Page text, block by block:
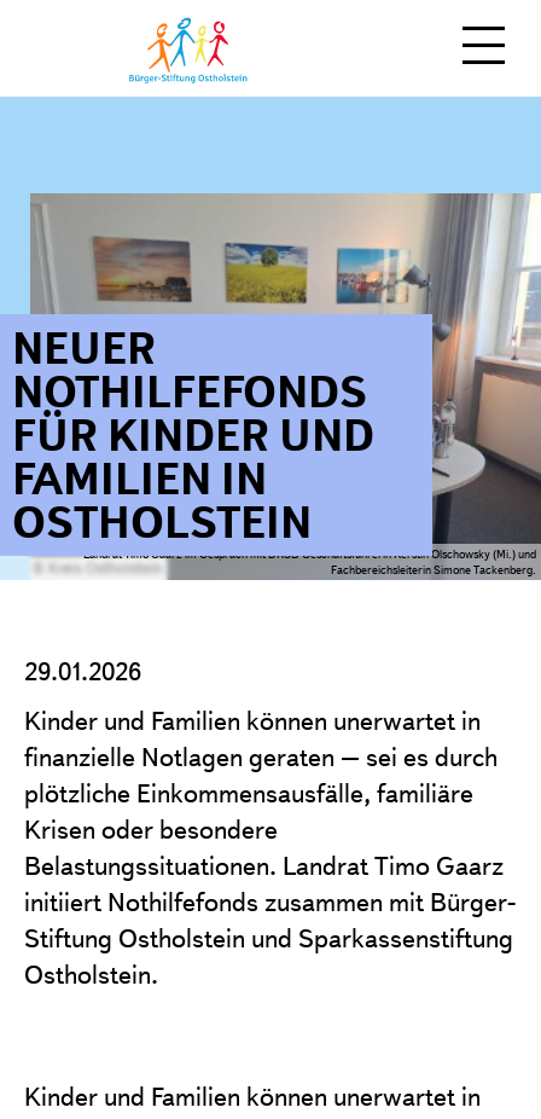
MITMACHEN
Spenden
Zeit schenken
Stiften
Vererben
als Unternehmen
weitere Möglichkeiten
ÜBER UNS
Moin!
Team
Regionale Stiftungen
Stiftungsfonds
Projekte
Kontakt
Landrat Timo Gaarz im Gespräch mit DKSB-Geschäftsführerin Kerstin Olschowsky (Mi.) und
Fachbereichsleiterin Simone Tackenberg.
NEUER
NOTHILFEFONDS
FÜR KINDER UND
FAMILIEN IN
OSTHOLSTEIN
29.01.2026
Kinder und Familien können unerwartet in
finanzielle Notlagen geraten – sei es durch
plötzliche Einkommensausfälle, familiäre
Krisen oder besondere
Belastungssituationen. Landrat Timo Gaarz
initiiert Nothilfefonds zusammen mit Bürger-
Stiftung Ostholstein und Sparkassenstiftung
Ostholstein.
Kinder und Familien können unerwartet in